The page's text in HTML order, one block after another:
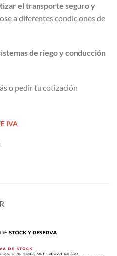
el transporte seguro y
a diferentes condiciones de
de riego y conducción
o pedir tu cotización
IVA